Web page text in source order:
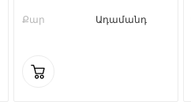
Քար Ադամանդ